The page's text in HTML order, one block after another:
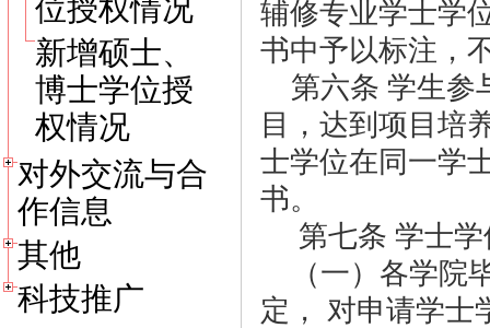
位授权情况
新增硕士、
博士学位授
权情况
对外交流与合
作信息
其他
科技推广
辅修专业学士学
书中予以标注，
第六条 学生参
目，达到项目培
士学位在同一学
书。
第七条 学士
（一）各学
定， 对申请学士